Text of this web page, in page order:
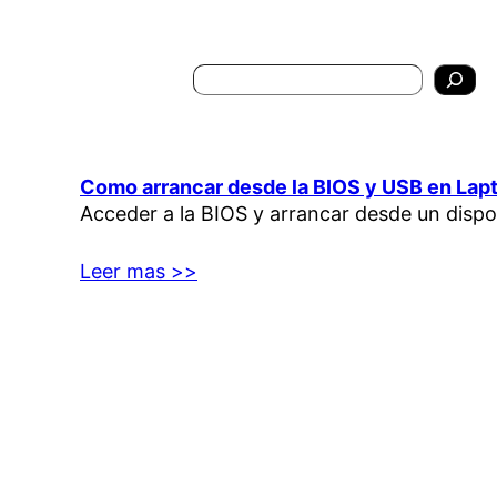
Como arrancar desde la BIOS y USB en
Acceder a la BIOS y arrancar desde un
Leer mas >>